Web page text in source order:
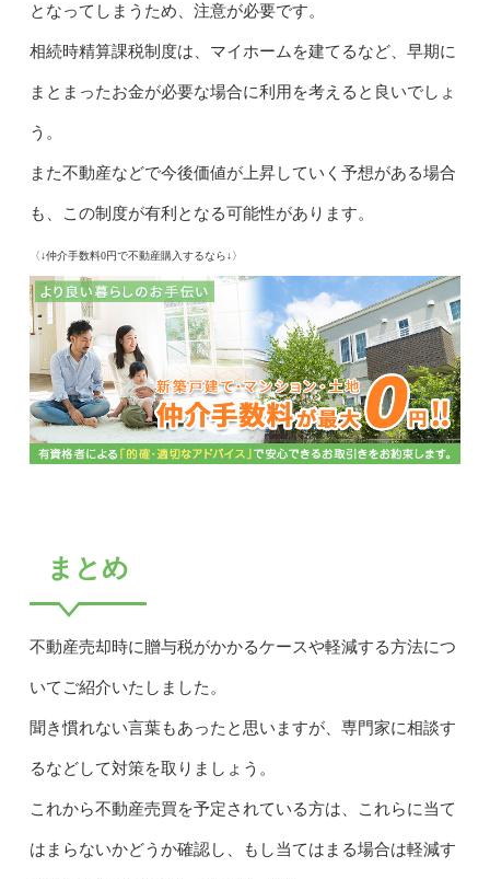
となってしまうため、注意が必要です。
相続時精算課税制度は、マイホームを建てるなど、早期に
まとまったお金が必要な場合に利用を考えると良いでしょ
う。
また不動産などで今後価値が上昇していく予想がある場合
も、この制度が有利となる可能性があります。
〈↓仲介手数料0円で不動産購入するなら↓〉
まとめ
不動産売却時に贈与税がかかるケースや軽減する方法につ
いてご紹介いたしました。
聞き慣れない言葉もあったと思いますが、専門家に相談す
るなどして対策を取りましょう。
これから不動産売買を予定されている方は、これらに当て
はまらないかどうか確認し、もし当てはまる場合は軽減す